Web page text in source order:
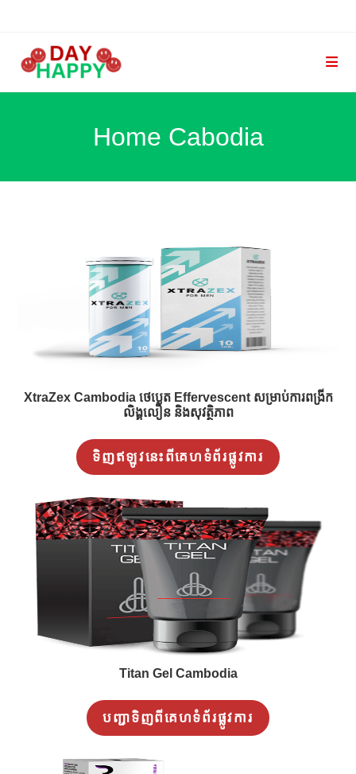
Home Cabodia
XtraZex Cambodia ថេប្លេត Effervescent សម្រាប់ការពង្រីក
លិង្គលឿន និងសុវត្ថិភាព
ទិញឥឡូវនេះពីគេហទំព័រផ្លូវការ
Titan Gel Cambodia
បញ្ជាទិញពីគេហទំព័រផ្លូវការ